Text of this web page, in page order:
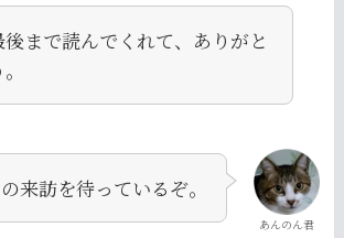
後まで読んでくれて、ありがと
あんのん君
来訪を待っているぞ。